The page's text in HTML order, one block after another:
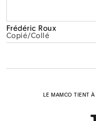
Frédéric Roux
Copié/Collé
LE MAMCO TIENT À